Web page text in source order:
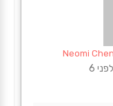
Neomi
לפני 6